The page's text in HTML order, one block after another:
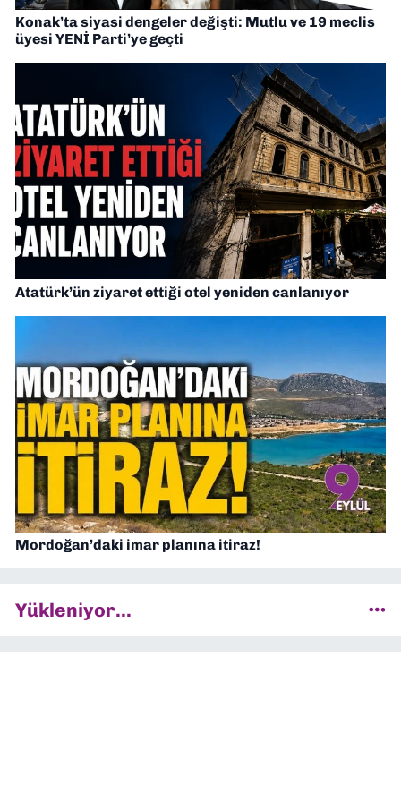
Konak’ta siyasi dengeler değişti: Mutlu ve 19 meclis
üyesi YENİ Parti’ye geçti
Atatürk’ün ziyaret ettiği otel yeniden canlanıyor
Mordoğan’daki imar planına itiraz!
Yükleniyor...